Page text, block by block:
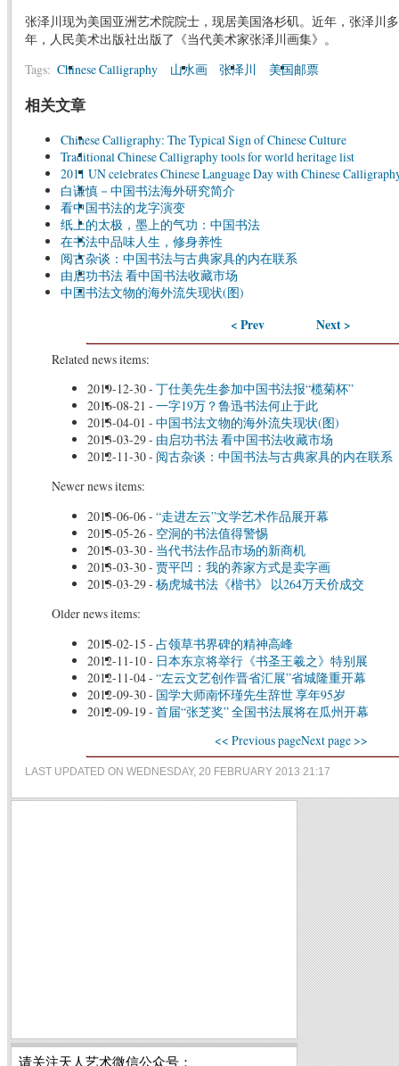
张泽川现为美国亚洲艺术院院士，现居美国洛杉矶。近年，张泽川
年，人民美术出版社出版了《当代美术家张泽川画集》。
Tags: Chinese Calligraphy 山水画 张泽川 美国邮票
相关文章
Chinese Calligraphy: The Typical Sign of Chinese Culture
Traditional Chinese Calligraphy tools for world heritage list
2011 UN celebrates Chinese Language Day with Chinese
白谦慎－中国书法海外研究简介
看中国书法的龙字演变
纸上的太极，墨上的气功：中国书法
在书法中品味人生，修身养性
阅古杂谈：中国书法与古典家具的内在联系
由启功书法 看中国书法收藏市场
中国书法文物的海外流失现状(图)
< Prev Next >
Related news items:
2019-12-30- 丁仕美先生参加中国书法报“榄菊杯”
2016-08-21 - 一字19万？鲁迅书法何止于此
2013-04-01 - 中国书法文物的海外流失现状(图)
2013-03-29- 由启功书法 看中国书法收藏市场
2012-11-30- 阅古杂谈：中国书法与古典家具的内在联系
Newer news items:
2013-06-06- “走进左云”文学艺术作品展开幕
2013-05-26- 空洞的书法值得警惕
2013-03-30- 当代书法作品市场的新商机
2013-03-30- 贾平凹：我的养家方式是卖字画
2013-03-29- 杨虎城书法《楷书》 以264万天价成交
Older news items:
2013-02-15 - 占领草书界碑的精神高峰
2012-11-10- 日本东京将举行《书圣王羲之》特别展
2012-11-04- “左云文艺创作晋省汇展”省城隆重开幕
2012-09-30- 国学大师南怀瑾先生辞世 享年95岁
2012-09-19- 首届“张芝奖” 全国书法展将在瓜州开幕
<< Previous pageNext page >>
LAST UPDATED ON WEDNESDAY, 20 FEBRUARY 2013 21:17
请关注天人艺术微信公众号：